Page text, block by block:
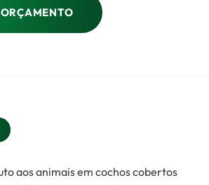
aos animais em cochos cobertos